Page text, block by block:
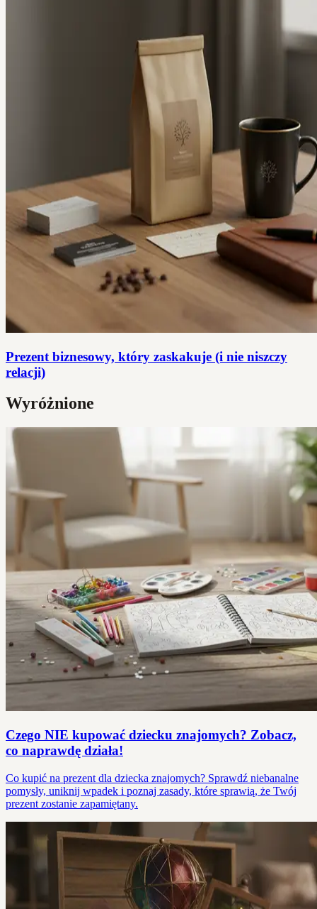
Prezent biznesowy, który zaskakuje (i nie niszczy
relacji)
Wyróżnione
Czego NIE kupować dziecku znajomych? Zobacz,
co naprawdę działa!
Co kupić na prezent dla dziecka znajomych? Sprawdź niebanalne
pomysły, uniknij wpadek i poznaj zasady, które sprawią, że Twój
prezent zostanie zapamiętany.